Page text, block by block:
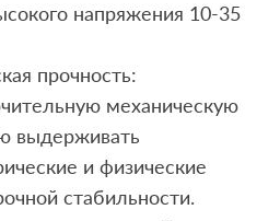
напряжения 10-35
прочность:
механическую
выдерживать
и физические
стабильности.